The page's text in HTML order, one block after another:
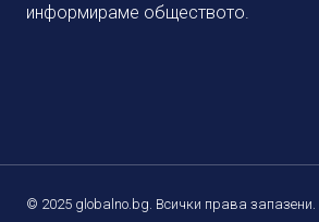
информираме обществото.
© 2025 globalno.bg. Всички права запазени.